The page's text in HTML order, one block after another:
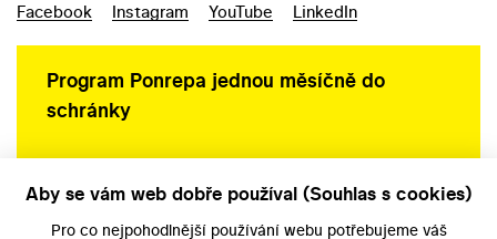
Facebook Instagram YouTube LinkedIn
Program Ponrepa jednou měsíčně do
schránky
Aby se vám web dobře používal (Souhlas s cookies)
Pro co nejpohodlnější používání webu potřebujeme váš